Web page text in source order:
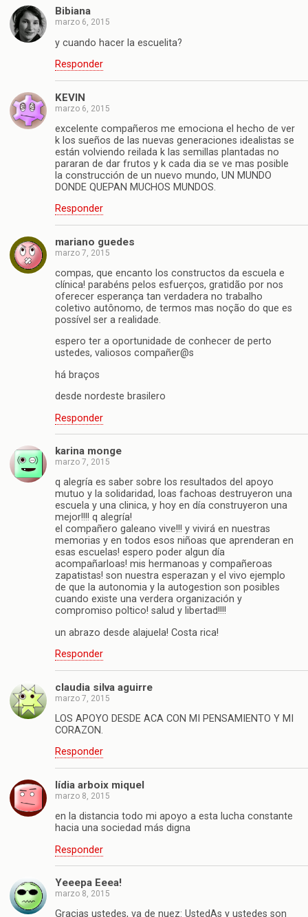
Bibiana
marzo 6, 2015
y cuando hacer la escuelita?
Responder
KEVIN
marzo 6, 2015
excelente compañeros me emociona el hecho de ver
k los sueños de las nuevas generaciones idealistas se
están volviendo reilada k las semillas plantadas no
pararan de dar frutos y k cada dia se ve mas posible
la construcción de un nuevo mundo, UN MUNDO
DONDE QUEPAN MUCHOS MUNDOS.
Responder
mariano guedes
marzo 7, 2015
compas, que encanto los constructos da escuela e
clínica! parabéns pelos esfuerços, gratidão por nos
oferecer esperança tan verdadera no trabalho
coletivo autônomo, de termos mas noção do que es
possível ser a realidade.
espero ter a oportunidade de conhecer de perto
ustedes, valiosos compañer@s
há braços
desde nordeste brasilero
Responder
karina monge
marzo 7, 2015
q alegría es saber sobre los resultados del apoyo
mutuo y la solidaridad, loas fachoas destruyeron una
escuela y una clinica, y hoy en día construyeron una
mejor!!!! q alegría!
el compañero galeano vive!!! y vivirá en nuestras
memorias y en todos esos niñoas que aprenderan en
esas escuelas! espero poder algun día
acompañarloas! mis hermanoas y compañeroas
zapatistas! son nuestra esperazan y el vivo ejemplo
de que la autonomia y la autogestion son posibles
cuando existe una verdera organización y
compromiso poltico! salud y libertad!!!!
un abrazo desde alajuela! Costa rica!
Responder
claudia silva aguirre
marzo 7, 2015
LOS APOYO DESDE ACA CON MI PENSAMIENTO Y MI
CORAZON.
Responder
lídia arboix miquel
marzo 8, 2015
en la distancia todo mi apoyo a esta lucha constante
hacia una sociedad más digna
Responder
Yeeepa Eeea!
marzo 8, 2015
Gracias ustedes, va de nuez: UstedAs y ustedes son